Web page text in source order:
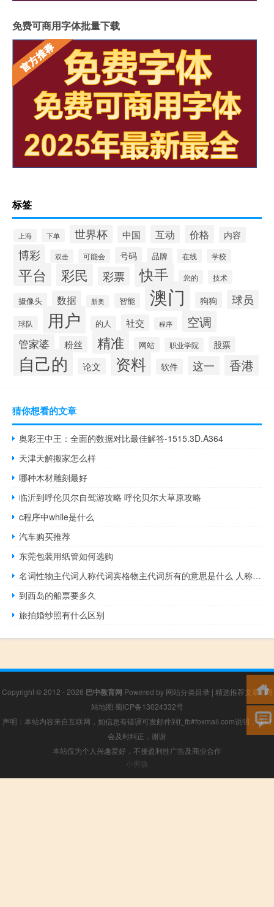
免费可商用字体批量下载
标签
上海 下单 世界杯 中国 互动 价格 内容
博彩 双击 可能会 号码 品牌 在线 学校
平台 彩民 彩票 快手 您的 技术
摄像头 数据 新奥 智能 澳门 狗狗 球员
球队 用户 的人 社交 程序 空调
管家婆 粉丝 精准 网站 职业学院 股票
自己的 论文 资料 软件 这一 香港
猜你想看的文章
奥彩王中王：全面的数据对比最佳解答-1515.3D.A364
天津天解搬家怎么样
哪种木材雕刻最好
临沂到呼伦贝尔自驾游攻略 呼伦贝尔大草原攻略
c程序中while是什么
汽车购买推荐
东莞包装用纸管如何选购
名词性物主代词人称代词宾格物主代词所有的意思是什么 人称代词和物主代词表格
到西岛的船票要多久
旅拍婚纱照有什么区别
Copyright © 2012 - 2026 巴中教育网 Powered by 网站分类目录 | 精选推荐文章 |网
站地图 蜀ICP备13024332号
声明：本站内容来自互联网，如信息有错误可发邮件到f_fb#foxmail.com说明，我们
会及时纠正，谢谢
本站仅为个人兴趣爱好，不接盈利性广告及商业合作
小男孩